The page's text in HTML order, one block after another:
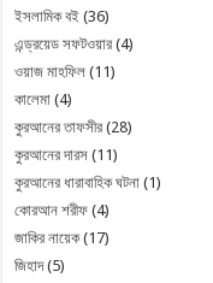
ইসলামিক বই (36)
এন্ড্রয়েড সফটওয়ার (4)
ওয়াজ মাহফিল (11)
কালেমা (4)
কুরআনের তাফসীর (28)
কুরআনের দারস (11)
কুরআনের ধারাবাহিক ঘটনা (1)
কোরআন শরীফ (4)
জাকির নায়েক(17)
জিহাদ(5)